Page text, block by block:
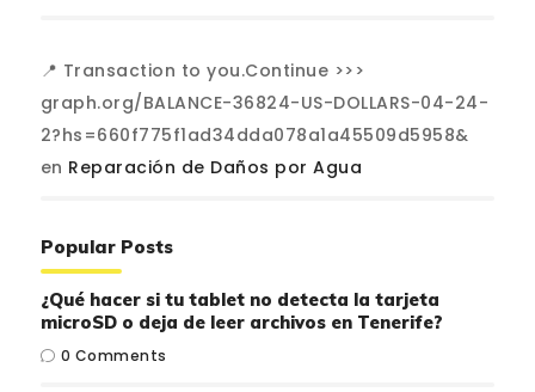
📍 Transaction to you.Continue >>>
graph.org/BALANCE-36824-US-DOLLARS-04-24-
2?hs=660f775f1ad34dda078a1a45509d5958&
en Reparación de Daños por Agua
Popular Posts
¿Qué hacer si tu tablet no detecta la tarjeta
microSD o deja de leer archivos en Tenerife?
0 Comments